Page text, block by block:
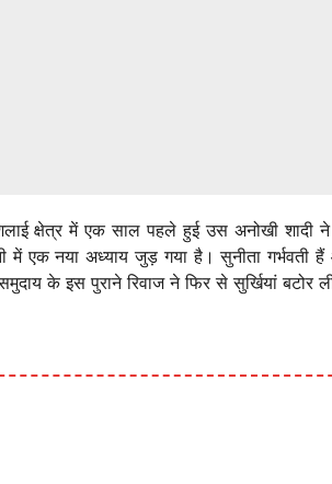
क्षेत्र में एक साल पहले हुई उस अनोखी
में एक नया अध्याय जुड़ गया है। सुनीता गर्भवती
के इस पुराने रिवाज ने फिर से सुर्खियां बटोर